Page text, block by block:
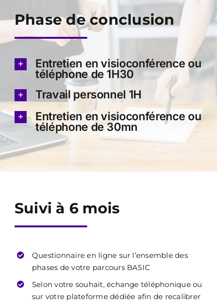
Phase de conclusion
Entretien en visioconférence ou
téléphone de 1H30
Travail personnel 1H
Entretien en visioconférence ou
téléphone de 30mn
Suivi à 6 mois
Questionnaire en ligne sur l’ensemble des
phases de votre parcours BASIC
Selon votre souhait, échange téléphonique ou
sur votre plateforme dédiée afin de recalibrer